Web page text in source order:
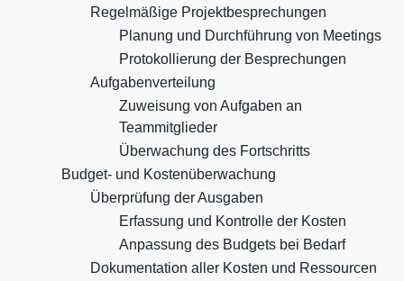
Regelmäßige Projektbesprechungen
Planung und Durchführung von Meetings
Protokollierung der Besprechungen
Aufgabenverteilung
Zuweisung von Aufgaben an
Teammitglieder
Überwachung des Fortschritts
Budget- und Kostenüberwachung
Überprüfung der Ausgaben
Erfassung und Kontrolle der Kosten
Anpassung des Budgets bei Bedarf
Dokumentation aller Kosten und Ressourcen